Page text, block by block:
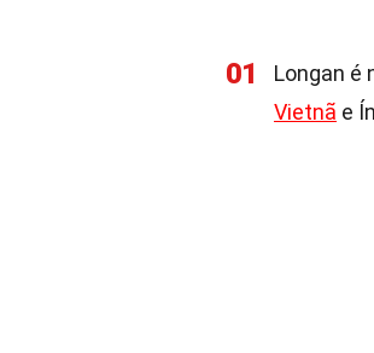
01
Longan é
Vietnã e